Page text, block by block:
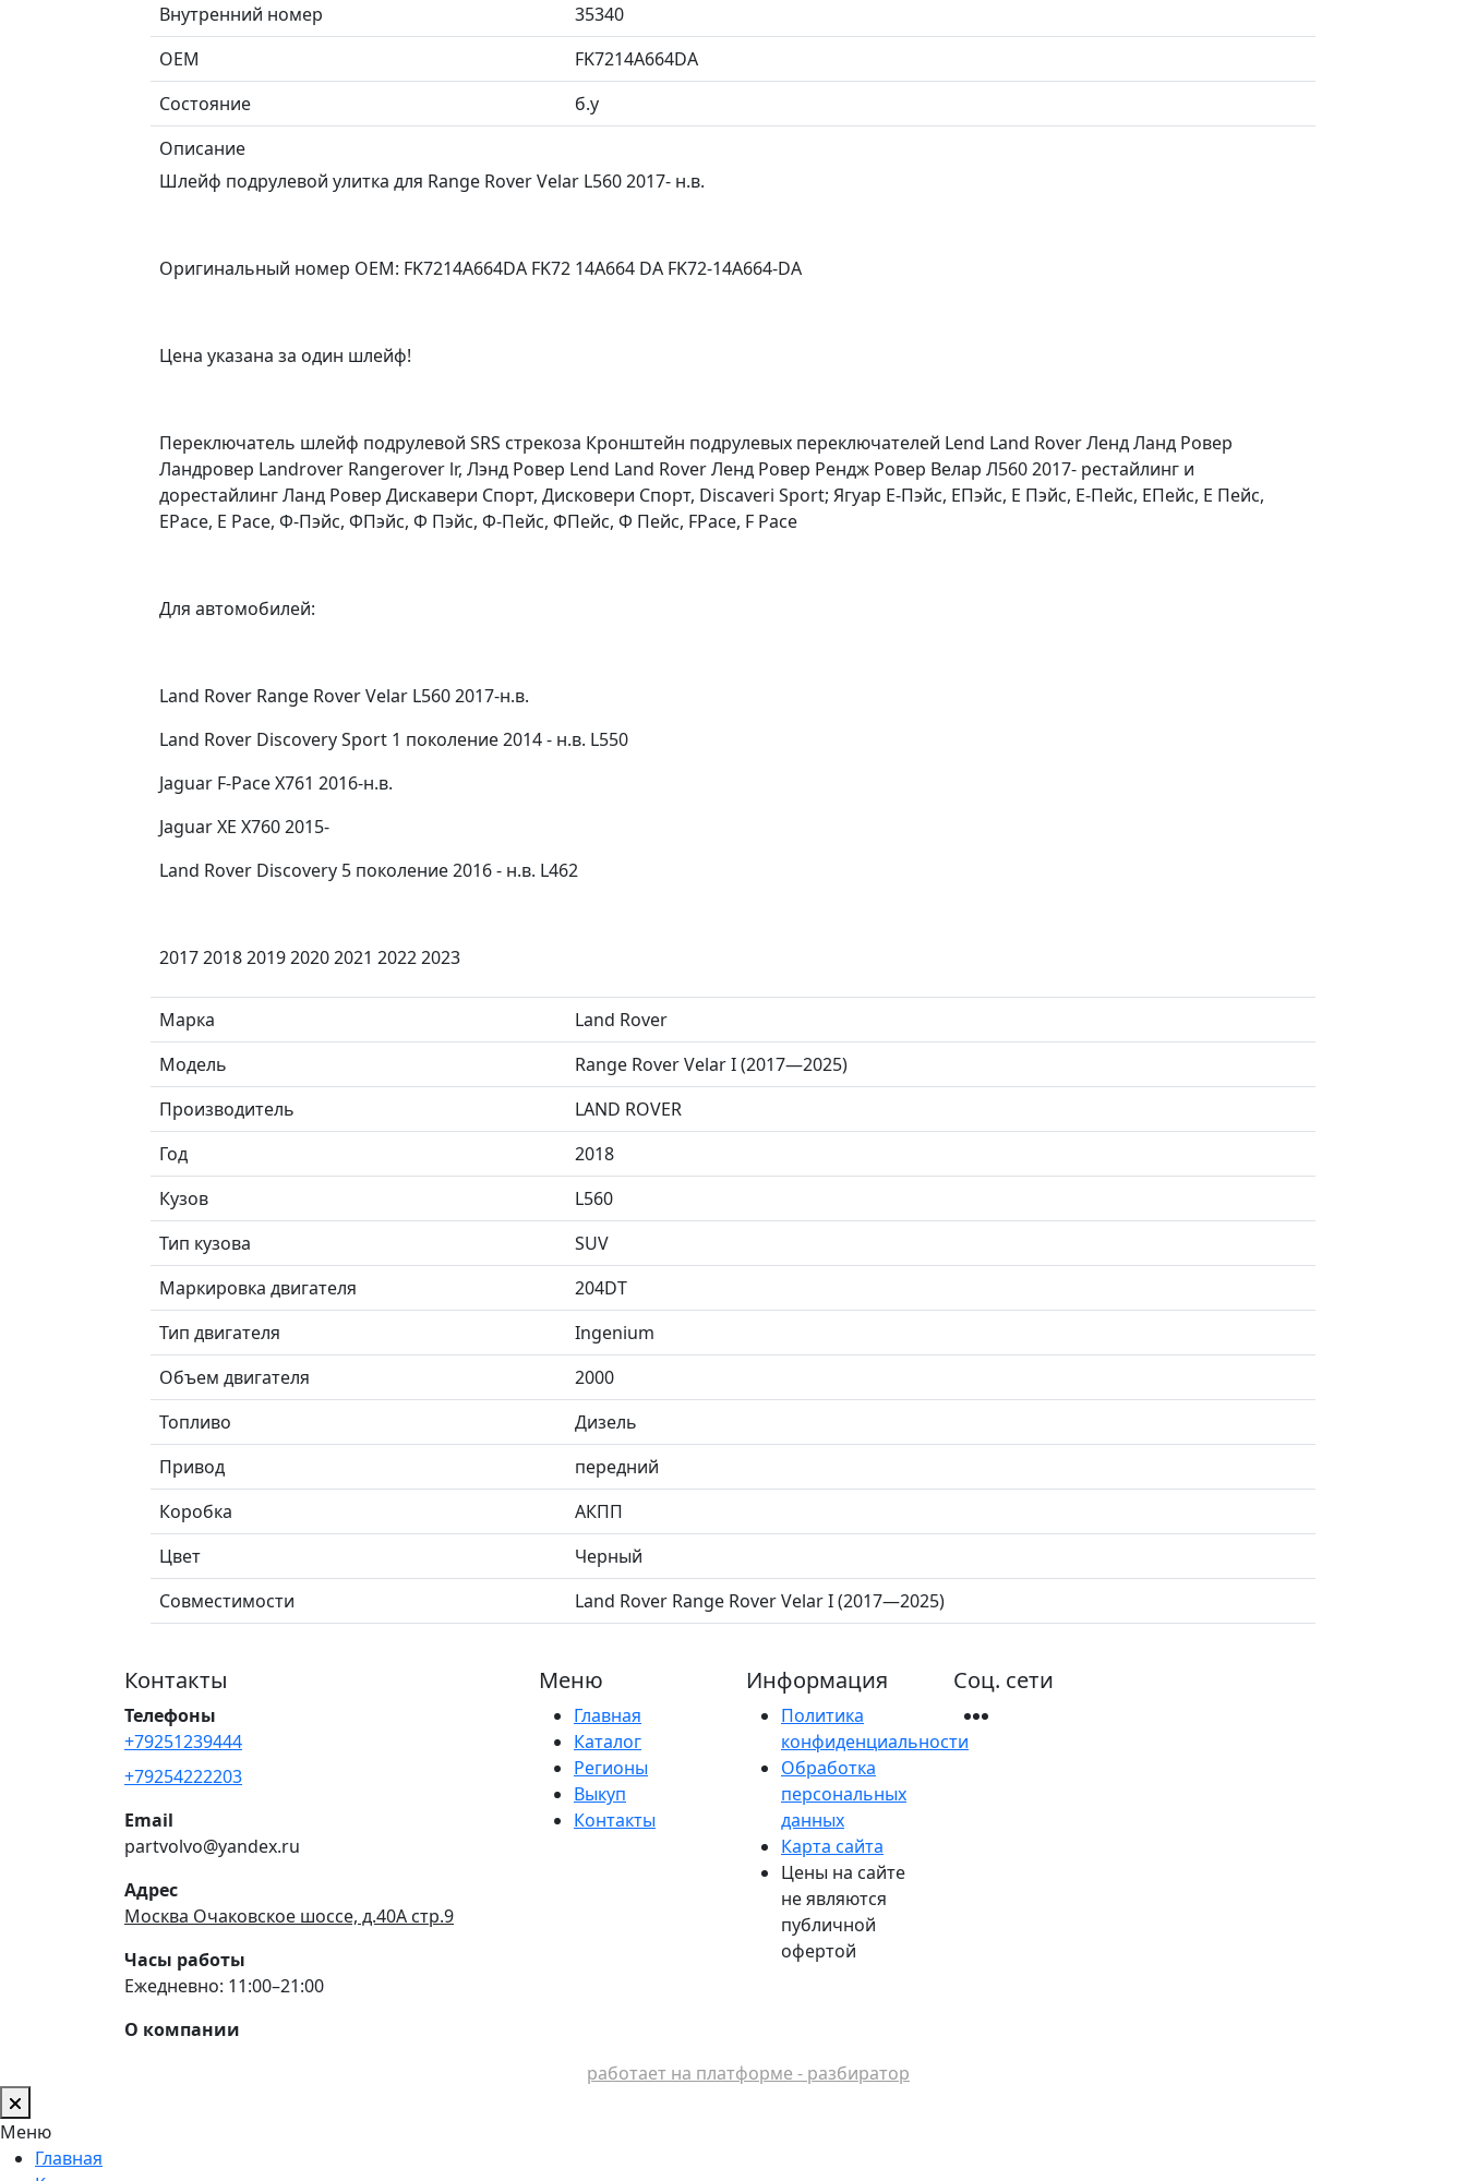
Внутренний номер
35340
ОЕМ
FK7214A664DA
Состояние
б.у
Описание
Шлейф подрулевой улитка для Range Rover Velar L560 2017- н.в.
Оригинальный номер OEM: FK7214A664DA FK72 14A664 DA FK72-14A664-DA
Цена указана за один шлейф!
Переключатель шлейф подрулевой SRS стрекоза Кронштейн подрулевых переключателей Lend Land Rover Ленд Ланд Ровер
Ландровер Landrover Rangerover lr, Лэнд Ровер Lend Land Rover Ленд Ровер Рендж Ровер Велар Л560 2017- рестайлинг и
дорестайлинг Ланд Ровер Дискавери Спорт, Дисковери Спорт, Discaveri Sport; Ягуар Е-Пэйс, ЕПэйс, Е Пэйс, Е-Пейс, ЕПейс, Е Пейс,
EPace, E Pace, Ф-Пэйс, ФПэйс, Ф Пэйс, Ф-Пейс, ФПейс, Ф Пейс, FPace, F Pace
Для автомобилей:
Land Rover Range Rover Velar L560 2017-н.в.
Land Rover Discovery Sport 1 поколение 2014 - н.в. L550
Jaguar F-Pace X761 2016-н.в.
Jaguar XE X760 2015-
Land Rover Discovery 5 поколение 2016 - н.в. L462
2017 2018 2019 2020 2021 2022 2023
Марка
Land Rover
Модель
Range Rover Velar I (2017—2025)
Производитель
LAND ROVER
Год
2018
Кузов
L560
Тип кузова
SUV
Маркировка двигателя
204DT
Тип двигателя
Ingenium
Объем двигателя
2000
Топливо
Дизель
Привод
передний
Коробка
АКПП
Цвет
Черный
Совместимости
Land Rover Range Rover Velar I (2017—2025)
Контакты
Телефоны
+79251239444
+79254222203
Email
partvolvo@yandex.ru
Адрес
Москва Очаковское шоссе, д.40А стр.9
Часы работы
Ежедневно: 11:00–21:00
О компании
Меню
Главная
Каталог
Регионы
Выкуп
Контакты
Информация
Политика
конфиденциальности
Обработка
персональных
данных
Карта сайта
Цены на сайте
не являются
публичной
офертой
Соц. сети
работает на платформе - разбиратор
Меню
Главная